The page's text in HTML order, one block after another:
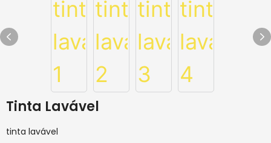
Tinta Lavável
tinta lavável